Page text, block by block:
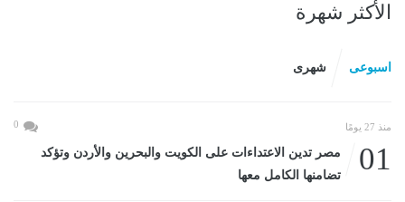
الأكثر شهرة
اسبوعى شهرى
منذ 27 يومًا 0
01
مصر تدين الاعتداءات على الكويت والبحرين والأردن وتؤكد
تضامنها الكامل معها